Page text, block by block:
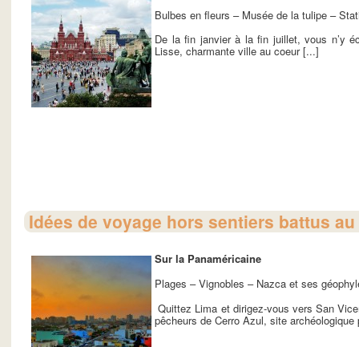
Bulbes en fleurs – Musée de la tulipe –
De la fin janvier à la fin juillet, vous n’y
Lisse, charmante ville au coeur [...]
Idées de voyage hors sentiers battus
Sur la Panaméricaine
Plages – Vignobles – Nazca et ses
Quittez Lima et dirigez-vous vers San
pêcheurs de Cerro Azul, site